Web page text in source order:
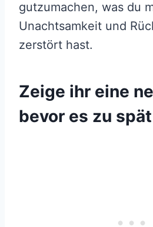
gutzumachen, was du
Unachtsamkeit und
zerstört hast.
Zeige ihr eine
bevor es zu